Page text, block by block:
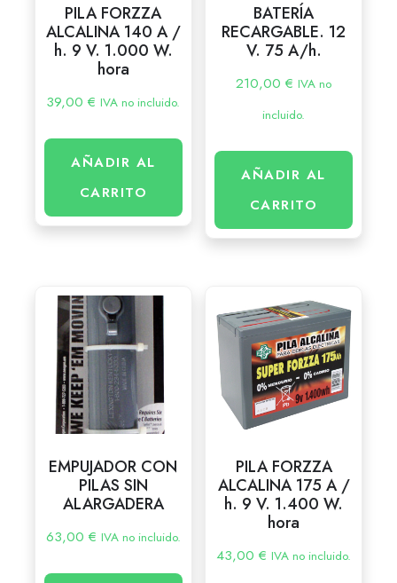
PILA FORZZA
ALCALINA 140 A /
h. 9 V. 1.000 W.
hora
39,00€ IVA no incluido.
AÑADIR AL
CARRITO
BATERÍA
RECARGABLE. 12
V. 75 A/h.
210,00€ IVA no
incluido.
AÑADIR AL
CARRITO
EMPUJADOR CON
PILAS SIN
ALARGADERA
63,00 € IVA no incluido.
PILA FORZZA
ALCALINA 175 A /
h. 9 V. 1.400 W.
hora
43,00€ IVA no incluido.